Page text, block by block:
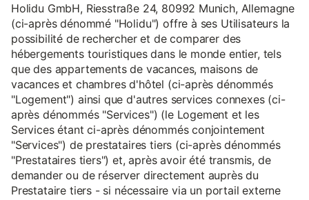
Holidu GmbH, Riesstraße 24, 80992 Munich, Allemagne
(ci-après dénommé "Holidu") offre à ses Utilisateurs la
possibilité de rechercher et de comparer des
hébergements touristiques dans le monde entier, tels
que des appartements de vacances, maisons de
vacances et chambres d'hôtel (ci-après dénommés
"Logement") ainsi que d'autres services connexes (ci-
après dénommés "Services") (le Logement et les
Services étant ci-après dénommés conjointement
"Services") de prestataires tiers (ci-après dénommés
"Prestataires tiers") et, après avoir été transmis, de
demander ou de réserver directement auprès du
Prestataire tiers - si nécessaire via un portail externe